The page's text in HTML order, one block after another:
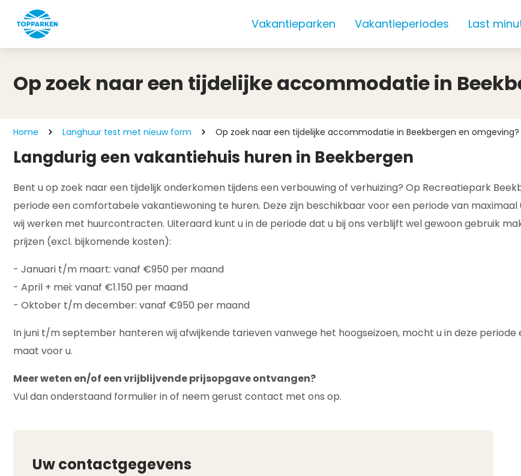
Vakantieparken Vakantieperiodes Last
Op zoek naar een tijdelijke accommodatie in
Home Langhuur test met nieuw form Op zoek naar een tijdelijke accommodatie in Beekbergen en omgeving?
Langdurig een vakantiehuis huren in Beekbergen
Bent u op zoek naar een tijdelijk onderkomen tijdens een verbouwing of verhuizing? Op Recreatiepark
periode een comfortabele vakantiewoning te huren. Deze zijn beschikbaar voor een periode van
wij werken met huurcontracten. Uiteraard kunt u in de periode dat u bij ons verblijft wel gewoon gebruik
prijzen (excl. bijkomende kosten):
- Januari t/m maart: vanaf €950 per maand
- April + mei: vanaf €1.150 per maand
- Oktober t/m december: vanaf €950 per maand
In juni t/m september hanteren wij afwijkende tarieven vanwege het hoogseizoen, mocht u in deze
maat voor u.
Meer weten en/of een vrijblijvende prijsopgave ontvangen?
Vul dan onderstaand formulier in of neem gerust contact met ons op.
Uw contactgegevens